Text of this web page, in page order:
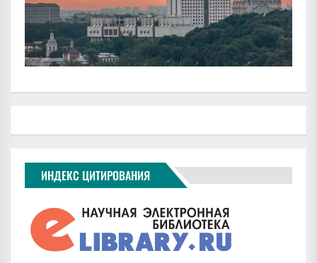
ИНДЕКС ЦИТИРОВАНИЯ